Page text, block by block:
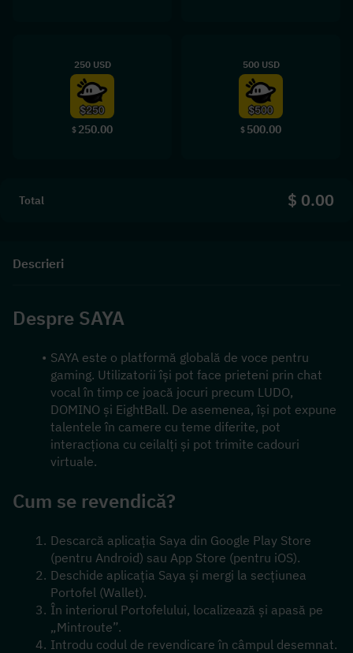
250 USD
$ 250.00
500 USD
$ 500.00
Total $ 0.00
Descrieri
Despre SAYA
SAYA este o platformă globală de voce pentru
gaming. Utilizatorii își pot face prieteni prin chat
vocal în timp ce joacă jocuri precum LUDO,
DOMINO și EightBall. De asemenea, își pot expune
talentele în camere cu teme diferite, pot
interacționa cu ceilalți și pot trimite cadouri
virtuale.
Cum se revendică?
Descarcă aplicația Saya din Google Play Store
(pentru Android) sau App Store (pentru iOS).
Deschide aplicația Saya și mergi la secțiunea
Portofel (Wallet).
În interiorul Portofelului, localizează și apasă pe
„Mintroute”.
Introdu codul de revendicare în câmpul desemnat.